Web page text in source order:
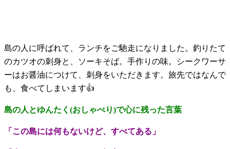
島の人に呼ばれて、ランチをご馳走になりました。釣りたて
のカツオの刺身と、ソーキそば。手作りの味。シークワーサ
ーはお醤油につけて、刺身をいただきます。旅先ではなんで
も、食べてしまいます👍
島の人とゆんたく(おしゃべり)で心に残った言葉
「この島には何もないけど、すべてある」